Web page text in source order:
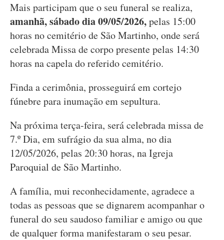
Mais participam que o seu funeral se realiza,
amanhã, sábado dia 09/05/2026,pelas 15:00
horas no cemitério de São Martinho, onde será
celebrada Missa de corpo presente pelas 14:30
horas na capela do referido cemitério.
Finda a cerimônia, prosseguirá em cortejo
fúnebre para inumação em sepultura.
Na próxima terça-feira, será celebrada missa de
7.º Dia, em sufrágio da sua alma, no dia
12/05/2026, pelas 20:30 horas, na Igreja
Paroquial de São Martinho.
A família, mui reconhecidamente, agradece a
todas as pessoas que se dignarem acompanhar o
funeral do seu saudoso familiar e amigo ou que
de qualquer forma manifestaram o seu pesar.